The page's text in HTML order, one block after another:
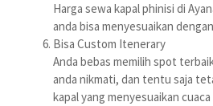
Harga sewa kapal phinisi di
anda bisa menyesuaikan
Bisa Custom Itenerary
Anda bebas memilih spot
anda nikmati, dan tentu saja
kapal yang menyesuaikan